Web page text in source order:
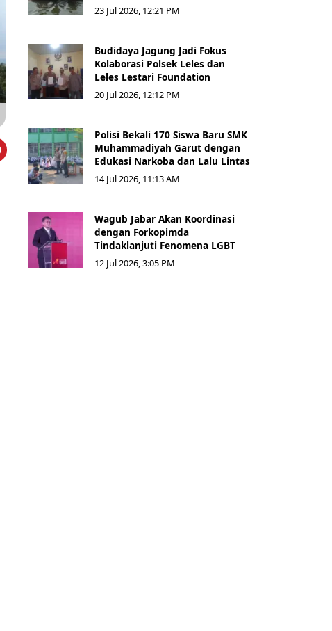
23 Jul 2026, 12:21 PM
Budidaya Jagung Jadi Fokus
Kolaborasi Polsek Leles dan
Leles Lestari Foundation
20 Jul 2026, 12:12 PM
Polisi Bekali 170 Siswa Baru SMK
Muhammadiyah Garut dengan
Edukasi Narkoba dan Lalu Lintas
14 Jul 2026, 11:13 AM
Wagub Jabar Akan Koordinasi
dengan Forkopimda
Tindaklanjuti Fenomena LGBT
12 Jul 2026, 3:05 PM